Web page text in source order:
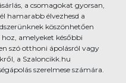
a csomagokat gyorsan,
hamarabb élvezhesd a
köszönhetően
amelyeket későbbi
szó otthoni ápolásról vagy
a Szaloncikk.hu
szerelmese számára.